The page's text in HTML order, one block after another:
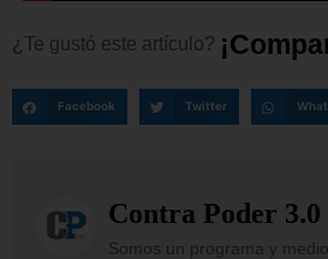
¿Te gustó este artículo? ¡Compa
Facebook Twitter
Contra Poder 3.0
Somos un programa y